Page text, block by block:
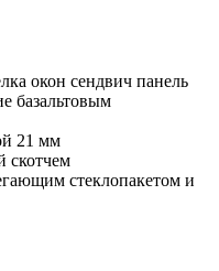
окон сендвич панель
базальтовым
21 мм
скотчем
стеклопакетом и